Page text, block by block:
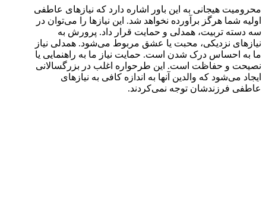
محرومیت هیجانی به این باور اشاره دارد که نیازهای عاطفی
اولیه شما هرگز برآورده نخواهد شد. این نیازها را می‌توان در
سه دسته تربیت، همدلی و حمایت قرار داد. پرورش به
نیازهای نزدیکی، محبت یا عشق مربوط می‌شود. همدلی نیاز
ما به احساس درک شدن است. حمایت نیاز ما به راهنمایی یا
نصیحت و حفاظت است. این طرحواره اغلب در بزرگسالانی
ایجاد می‌شود که والدین آنها به اندازه کافی به نیازهای
عاطفی فرزندشان توجه نمی‌کردند.